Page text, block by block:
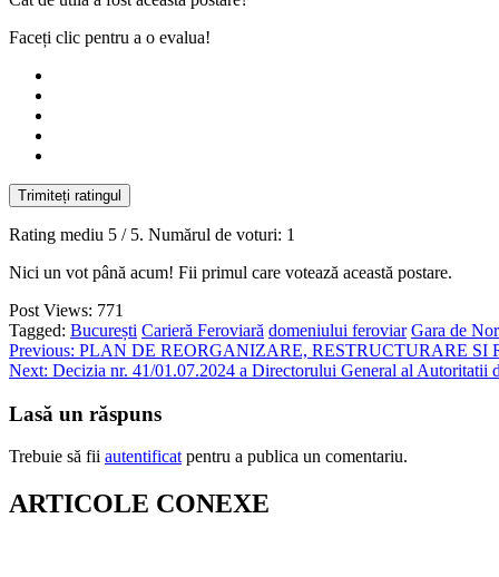
Faceți clic pentru a o evalua!
Trimiteți ratingul
Rating mediu 5 / 5. Numărul de voturi: 1
Nici un vot până acum! Fii primul care votează această postare.
Post Views: 771
Tagged: București Carieră Feroviară domeniului feroviar Gara de
Navigare
în
articole
Previous: PLAN DE REORGANIZARE, RESTRUCTURARE SI
Next: Decizia nr. 41/01.07.2024 a Directorului General al Autoritatii
Lasă un răspuns
Trebuie să fii autentificat pentru a publica un comentariu.
ARTICOLE CONEXE